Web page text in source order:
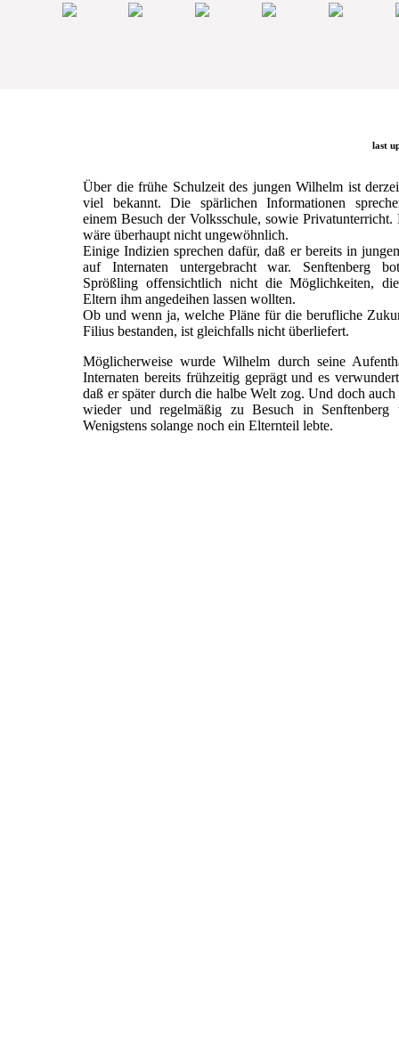
last
Über die frühe Schulzeit des jungen Wilhelm ist
viel bekannt. Die spärlichen Informationen
einem Besuch der Volksschule, sowie Privatunterricht.
wäre überhaupt nicht ungewöhnlich.
Einige Indizien sprechen dafür, daß er bereits in
auf Internaten untergebracht war. Senftenberg
Sprößling offensichtlich nicht die Möglichkeiten,
Eltern ihm angedeihen lassen wollten.
Ob und wenn ja, welche Pläne für die berufliche
Filius bestanden, ist gleichfalls nicht überliefert.
Möglicherweise wurde Wilhelm durch seine
Internaten bereits frühzeitig geprägt und es
daß er später durch die halbe Welt zog. Und doch
wieder und regelmäßig zu Besuch in Senftenberg
Wenigstens solange noch ein Elternteil lebte.